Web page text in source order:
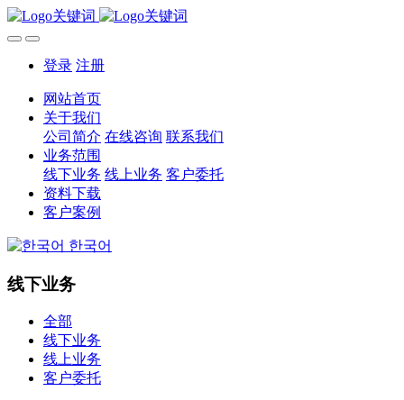
登录 注册
网站首页
关于我们
公司简介 在线咨询 联系我们
业务范围
线下业务 线上业务 客户委托
资料下载
客户案例
한국어
线下业务
全部
线下业务
线上业务
客户委托